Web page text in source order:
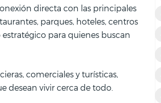
directa con las principales
parques, hoteles, centros
para quienes buscan
comerciales y turísticas,
desean vivir cerca de todo.